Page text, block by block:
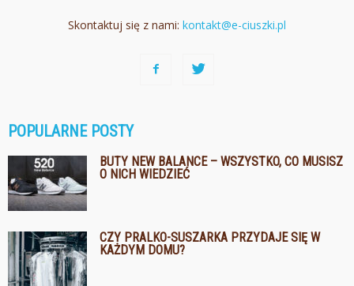
Skontaktuj się z nami: kontakt@e-ciuszki.pl
POPULARNE POSTY
BUTY NEW BALANCE – WSZYSTKO, CO MUSISZ
O NICH WIEDZIEĆ
CZY PRALKO-SUSZARKA PRZYDAJE SIĘ W
KAŻDYM DOMU?